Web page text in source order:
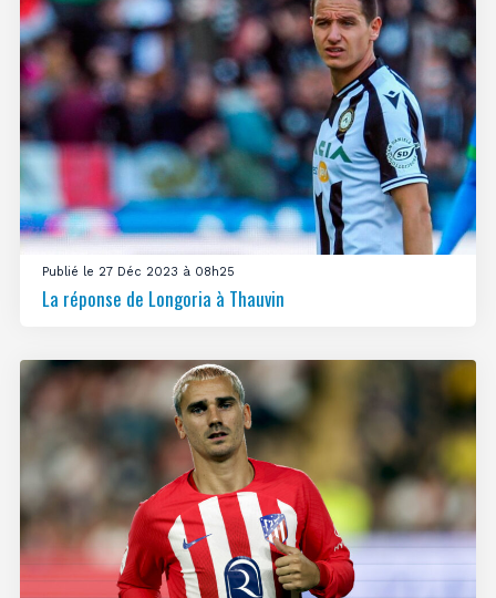
Publié le 27 Déc 2023 à 08h25
La réponse de Longoria à Thauvin